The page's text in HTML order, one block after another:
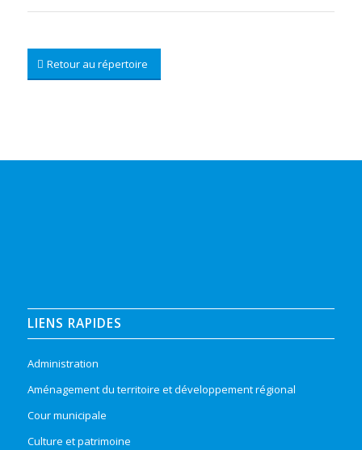
Retour au répertoire
LIENS RAPIDES
Administration
Aménagement du territoire et développement régional
Cour municipale
Culture et patrimoine